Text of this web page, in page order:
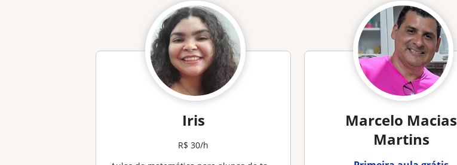
Iris
R$ 30/h
Marcelo Macias
Martins